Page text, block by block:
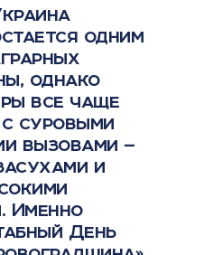
одним
однако
все чаще
суровыми
вызовами —
и
Именно
День